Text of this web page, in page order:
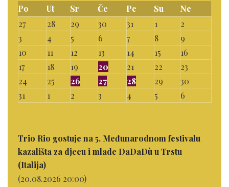
Po
Ut Sr Če Pe Su
Ne
27
28 29 30 31 1
2
3
4 5 6 7 8
9
10
11 12 13 14 15
16
17
18 19 20 21 22
23
24
25 26 27 28 29
30
31
1 2 3 4 5 6
Trio Rio gostuje na 5. Međunarodnom festivalu
kazališta za djecu i mlade DaDaDù u Trstu
(Italija)
(20.08.2026 20:00)